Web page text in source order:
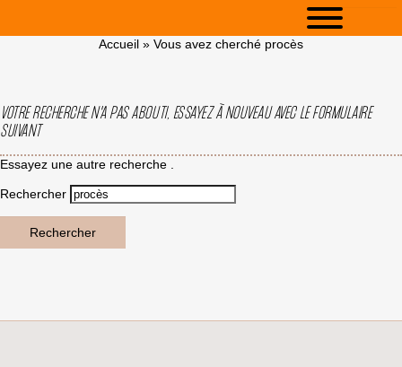
Accueil » Vous avez cherché procès
VOTRE RECHERCHE N'A PAS ABOUTI, ESSAYEZ À NOUVEAU AVEC LE FORMULAIRE
SUIVANT
Essayez une autre recherche .
Rechercher
Rechercher